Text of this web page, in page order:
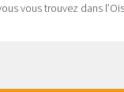
vous trouvez dans